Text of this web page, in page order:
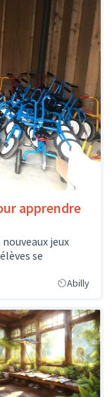
apprendre
jeux
se
Abilly